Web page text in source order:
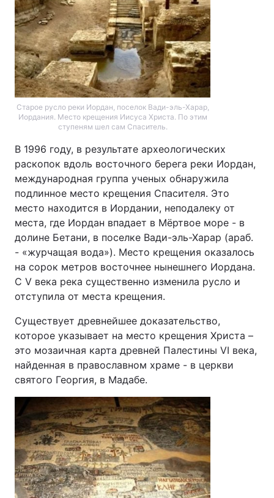
Старое русло реки Иордан, поселок Вади-эль-Харар,
Иордания. Место крещения Иисуса Христа. По этим
ступеням шел сам Спаситель.
В 1996 году, в результате археологических
раскопок вдоль восточного берега реки Иордан,
международная группа ученых обнаружила
подлинное место крещения Спасителя. Это
место находится в Иордании, неподалеку от
места, где Иордан впадает в Мёртвое море - в
долине Бетани, в поселке Вади-эль-Харар (араб.
- «журчащая вода»). Место крещения оказалось
на сорок метров восточнее нынешнего Иордана.
С V века река существенно изменила русло и
отступила от места крещения.
Существует древнейшее доказательство,
которое указывает на место крещения Христа –
это мозаичная карта древней Палестины VI века,
найденная в православном храме - в церкви
святого Георгия, в Мадабе.